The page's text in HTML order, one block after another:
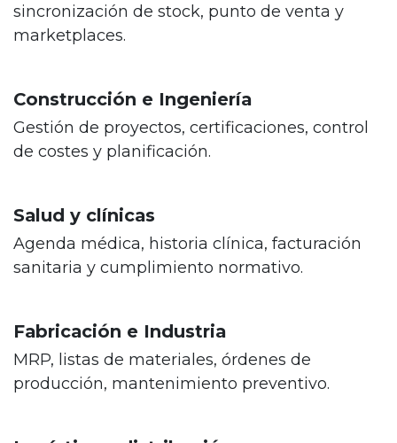
sincronización de stock, punto de venta y
marketplaces.
Construcción e Ingeniería
Gestión de proyectos, certificaciones, control
de costes y planificación.
Salud y clínicas
Agenda médica, historia clínica, facturación
sanitaria y cumplimiento normativo.
Fabricación e Industria
MRP, listas de materiales, órdenes de
producción, mantenimiento preventivo.